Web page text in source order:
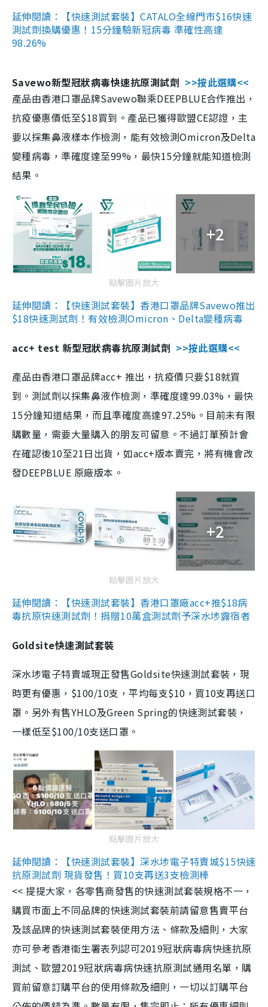
延伸閱讀：【快速測試套裝】CATALO全線門市$16快速
測試劑換購優惠！15分鐘驗新冠病毒 準確性高達
98.26%
Savewo新型冠狀病毒快速抗原測試劑 >>按此選購<<
產品由香港口罩品牌Savewo聯乘DEEPBLUE合作推出，
抗疫優惠價低至$18買到。產品已獲得歐盟CE認證，主
要以採集鼻液樣本作檢測，能有效檢測Omicron及Delta
變種病毒，準確度達至99%，最快15分鐘就能知道檢測
結果。
+2
點擊圖片放大
延伸閱讀：【快速測試套裝】香港口罩品牌Savewo推出
$18快速測試劑！有效檢測Omicron、Delta變種病毒
acc+ test 新型冠狀病毒抗原測試劑 >>按此選購<<
產品由香港口罩品牌acc+ 推出，抗疫價只要$18就買
到。測試劑以採集鼻液作檢測，準確度達99.03%，最快
15分鐘知道結果，而且準確度高達97.25%。目前未有限
購數量，需要大量購入的朋友可留意。不過訂單預計會
在確認後10至21日出貨，如acc+版本賣完，將有機會改
發DEEPBLUE 原廠版本。
+2
點擊圖片放大
延伸閱讀：【快速測試套裝】香港口罩廠acc+推$18病
毒抗原快速測試劑！捐贈10萬盒測試劑予深水埗露宿者
Goldsite快速測試套裝
深水埗電子特賣城現正發售Goldsite快速測試套裝，現
時更有優惠，$100/10支，平均每支$10，買10支再送口
罩。另外有售YHLO及Green Spring的快速測試套裝，
一樣低至$100/10支送口罩。
點擊圖片放大
延伸閱讀：【快速測試套裝】深水埗電子特賣城$15快速
抗原測試劑 現貨發售！買10支再送3支檢測棒
<< 提提大家，各零售商發售的快速測試套裝規格不一，
購買市面上不同品牌的快速測試套裝前請留意售賣平台
及該品牌的快速測試套裝使用方法、條款及細則，大家
亦可參考香港衞生署表列認可2019冠狀病毒病快速抗原
測試、歐盟2019冠狀病毒病快速抗原測試通用名單，購
買前留意訂購平台的使用條款及細則，一切以訂購平台